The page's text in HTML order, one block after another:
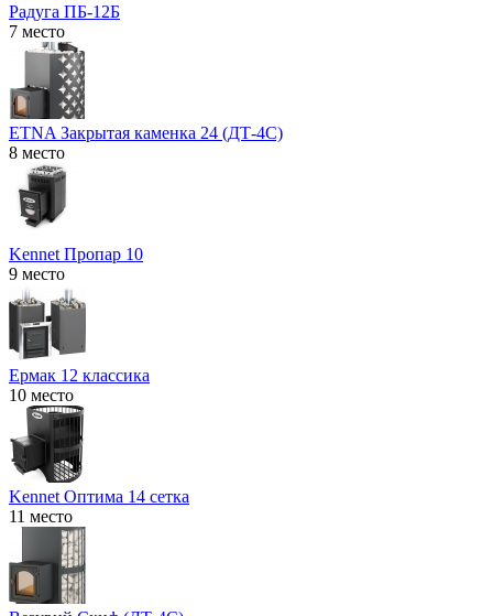
Радуга ПБ-12Б
7 место
ETNA Закрытая каменка 24 (ДТ-4С)
8 место
Kennet Пропар 10
9 место
Ермак 12 классика
10 место
Kennet Оптима 14 сетка
11 место